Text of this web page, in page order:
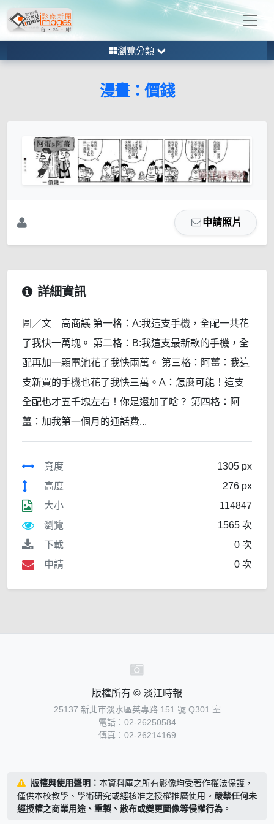
瀏覽分類
漫畫：價錢
申請照片
詳細資訊
圖／文 高商議 第一格：A:我這支手機，全配一共花
了我快一萬塊。 第二格：B:我這支最新款的手機，全
配再加一顆電池花了我快兩萬。 第三格：阿薑：我這
支新買的手機也花了我快三萬。A：怎麼可能！這支
全配也才五千塊左右！你是還加了啥？ 第四格：阿
薑：加我第一個月的通話費...
寬度
1305 px
高度
276 px
大小
114847
瀏覽
1565 次
下載
0 次
申請
0 次
版權所有 © 淡江時報
25137 新北市淡水區英專路 151 號 Q301 室
電話：02-26250584
傳真：02-26214169
版權與使用聲明： 本資料庫之所有影像均受著作權法保護，
僅供本校教學、學術研究或經核准之授權推廣使用。 嚴禁任何未
經授權之商業用途、重製、散布或變更圖像等侵權行為 。